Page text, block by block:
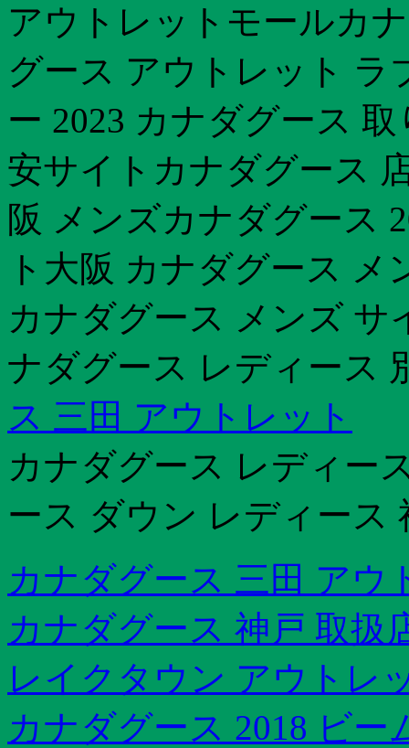
アウトレットモールカ
グース アウトレット ラ
ー 2023 カナダグース
安サイトカナダグース
阪 メンズカナダグース
ト大阪 カナダグース メ
カナダグース メンズ サ
ナダグース レディース
ス 三田 アウトレット
カナダグース レディー
ース ダウン レディース
カナダグース 三田 アウ
カナダグース 神戸 取扱
レイクタウン アウトレ
カナダグース 2018 ビ